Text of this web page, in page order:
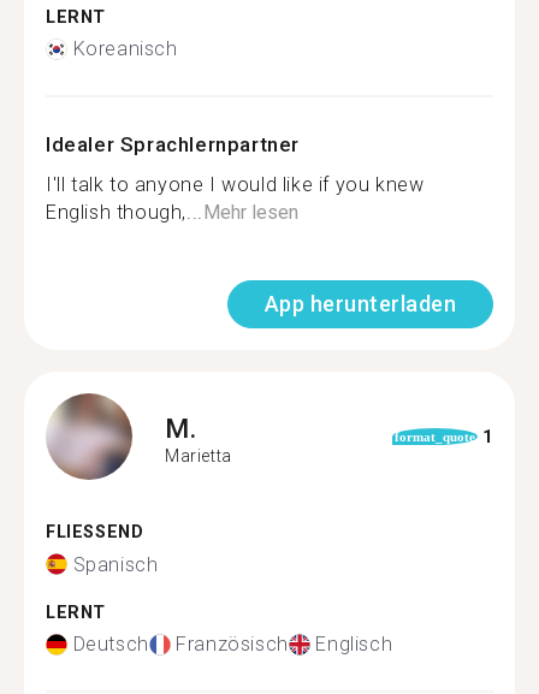
LERNT
Koreanisch
Idealer Sprachlernpartner
I'll talk to anyone I would like if you knew
English though,...Mehr lesen
App herunterladen
M.
Marietta
format_quote 1
FLIESSEND
Spanisch
LERNT
Deutsch Französisch Englisch